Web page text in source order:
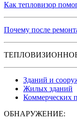
Как тепловизор
Почему после
Зданий и
Жилых зданий
Коммерческих
ОБНАРУЖЕНИЕ: